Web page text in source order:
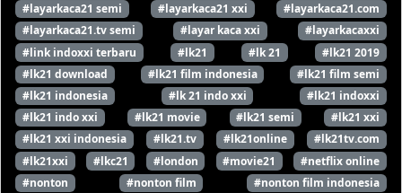
#layarkaca21 semi
#layarkaca21 xxi
#layarkaca21.com
#layarkaca21.tv semi
#layar kaca xxi
#layarkacaxxi
#link indoxxi terbaru
#lk21 #lk 21
#lk21 2019
#lk21 download
#lk21 film indonesia
#lk21 film semi
#lk21 indonesia
#lk 21 indo xxi
#lk21 indoxxi
#lk21 indo xxi
#lk21 movie #lk21 semi
#lk21 xxi
#lk21 xxi indonesia
#lk21.tv #lk21online
#lk21tv.com
#lk21xxi
#lkc21 #london #movie21
#netflix online
#nonton
#nonton film
#nonton film indonesia